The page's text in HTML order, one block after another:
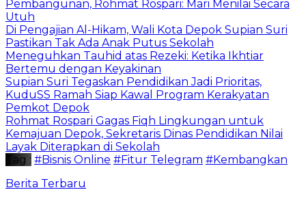
Pembangunan, Rohmat Rospari: Mari Menilai Secara
Utuh
Di Pengajian Al-Hikam, Wali Kota Depok Supian Suri
Pastikan Tak Ada Anak Putus Sekolah
Meneguhkan Tauhid atas Rezeki: Ketika Ikhtiar
Bertemu dengan Keyakinan
Supian Suri Tegaskan Pendidikan Jadi Prioritas,
KuduSS Ramah Siap Kawal Program Kerakyatan
Pemkot Depok
Rohmat Rospari Gagas Fiqh Lingkungan untuk
Kemajuan Depok, Sekretaris Dinas Pendidikan Nilai
Layak Diterapkan di Sekolah
Tag : #Bisnis Online #Fitur Telegram #Kembangkan
Berita Terbaru